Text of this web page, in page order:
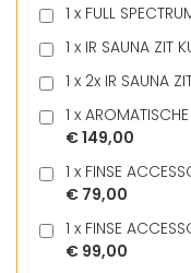
1 x FULL
1 x IR SAUNA ZIT
1 x 2x IR SAUNA
1 x
€ 149,00
1 x FINSE
€ 79,00
1 x FINSE
€ 99,00